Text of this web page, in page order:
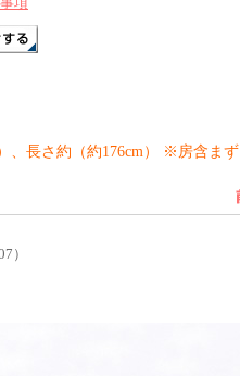
、長さ約（約176cm） ※房含まず
）